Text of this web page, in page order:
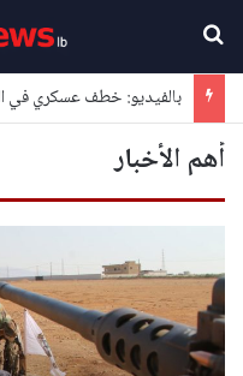
بالفيديو: خطف عسكري في
أهم الأخبار